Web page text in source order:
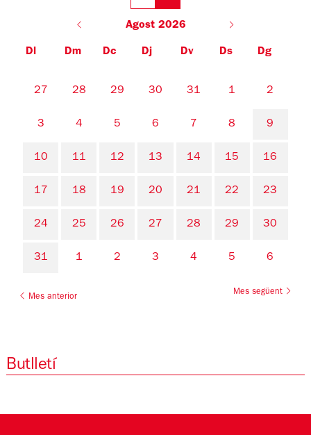
Agost 2026
Dl Dm Dc Dj Dv Ds Dg
No hi ha cap activitat aquest mes
27 28 29 30 31 1 2
3 4 5 6 7 8 9
10 11 12 13 14 15 16
17 18 19 20 21 22 23
24 25 26 27 28 29 30
31 1 2 3 4 5 6
Mes anterior
Mes següent
Butlletí